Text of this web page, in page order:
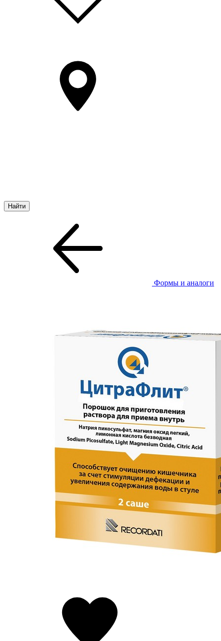
Формы и аналоги